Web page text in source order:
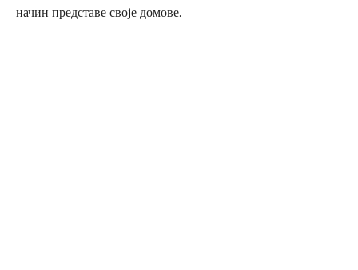
начин представе своје домове.